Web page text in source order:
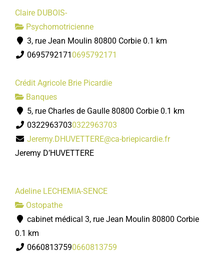
Claire DUBOIS-
Psychomotricienne
3, rue Jean Moulin 80800 Corbie 0.1 km
0695792171 0695792171
Crédit Agricole Brie Picardie
Banques
5, rue Charles de Gaulle 80800 Corbie 0.1 km
03229637030322963703
Jeremy.DHUVETTERE@ca-briepicardie.fr
Jeremy D’HUVETTERE
Adeline LECHEMIA-SENCE
Ostopathe
cabinet médical 3, rue Jean Moulin 80800 Corbie
0.1 km
06608137590660813759